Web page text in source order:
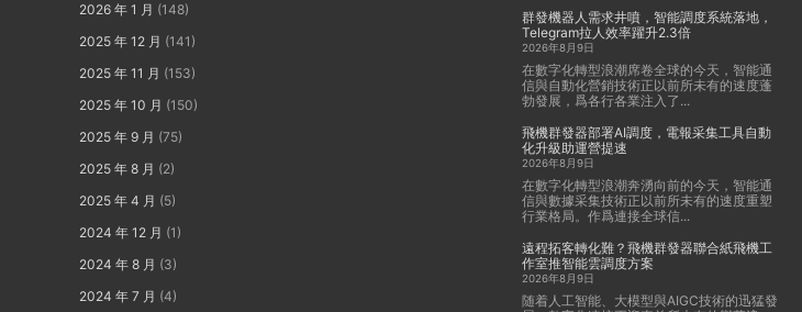
2026 年 1 月 (148)
2025 年 12 月 (141)
2025 年 11 月 (153)
2025 年 10 月 (150)
2025 年 9 月 (75)
2025 年 8 月 (2)
2025 年 4 月 (5)
2024 年 12 月 (1)
2024 年 8 月 (3)
2024 年 7 月 (4)
群發機器人需求井噴，智能調度系統落地，
Telegram拉人效率躍升2.3倍
2026年8月9日
在數字化轉型浪潮席卷全球的今天，智能通
信與自動化營銷技術正以前所未有的速度蓬
勃發展，爲各行各業注入了...
飛機群發器部署AI調度，電報采集工具自動
化升級助運營提速
2026年8月9日
在數字化轉型浪潮奔湧向前的今天，智能通
信與數據采集技術正以前所未有的速度重塑
行業格局。作爲連接全球信...
遠程拓客轉化難？飛機群發器聯合紙飛機工
作室推智能雲調度方案
2026年8月9日
随着人工智能、大模型與AIGC技術的迅猛發